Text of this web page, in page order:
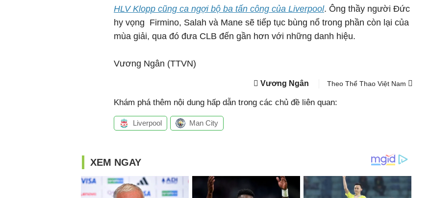
HLV Klopp cũng ca ngợi bộ ba tấn công của Liverpool. Ông thầy người Đức
hy vọng Firmino, Salah và Mane sẽ tiếp tục bùng nổ trong phần còn lại của
mùa giải, qua đó đưa CLB đến gần hơn với những danh hiệu.
Vương Ngân (TTVN)
Vương Ngân Theo Thể Thao Việt Nam
Khám phá thêm nội dung hấp dẫn trong các chủ đề liên quan:
Liverpool Man City